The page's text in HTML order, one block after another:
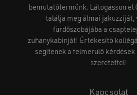
bemutatótermünk. Látogasson el
találja meg álmai jakuzziját,
fürdőszobájába a
zuhanykabinját! Értékesítő
segítenek a felmerülő kérdések
szeretettel!
Kapcsolat